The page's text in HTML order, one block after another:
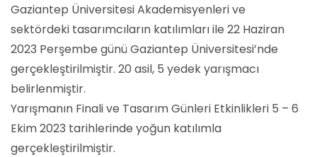
Gaziantep Üniversitesi Akademisyenleri ve
sektördeki tasarımcıların katılımları ile 22 Haziran
2023 Perşembe günü Gaziantep Üniversitesi’nde
gerçekleştirilmiştir. 20 asil, 5 yedek yarışmacı
belirlenmiştir.
Yarışmanın Finali ve Tasarım Günleri Etkinlikleri 5 – 6
Ekim 2023 tarihlerinde yoğun katılımla
gerçekleştirilmiştir.